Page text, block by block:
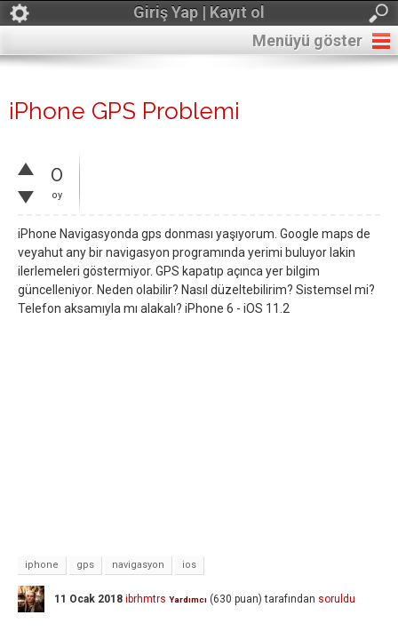
Giriş Yap | Kayıt ol
Menüyü göster
iPhone GPS Problemi
0
oy
iPhone Navigasyonda gps donması yaşıyorum. Google maps de
veyahut any bir navigasyon programında yerimi buluyor lakin
ilerlemeleri göstermiyor. GPS kapatıp açınca yer bilgim
güncelleniyor. Neden olabilir? Nasıl düzeltebilirim? Sistemsel mi?
Telefon aksamıyla mı alakalı? iPhone 6 - iOS 11.2
iphone gps navigasyon ios
11 Ocak 2018 ibrhmtrs Yardımcı (630 puan) tarafından soruldu